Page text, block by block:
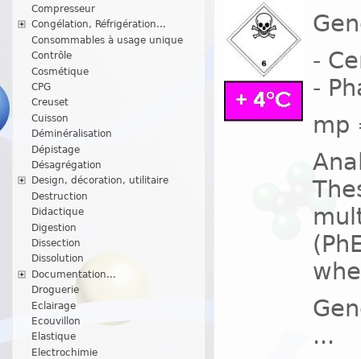
Compresseur
Congélation, Réfrigération...
Consommables à usage unique
Contrôle
Cosmétique
CPG
Creuset
Cuisson
Déminéralisation
Dépistage
Désagrégation
Design, décoration, utilitaire
Destruction
Didactique
Digestion
Dissection
Dissolution
Documentation...
Droguerie
Eclairage
Ecouvillon
Elastique
Electrochimie
-
-
mp
...